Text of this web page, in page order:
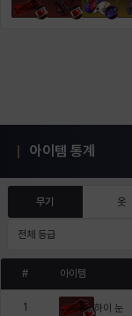
아이템 통계
무기 옷
전체 등급
# 아이템
1 하이 눈